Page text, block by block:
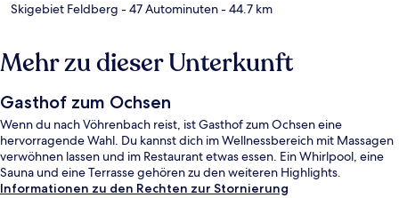
Skigebiet Feldberg - 47 Autominuten- 44.7 km
Mehr zu dieser Unterkunft
Gasthof zum Ochsen
Wenn du nach Vöhrenbach reist, ist Gasthof zum Ochsen eine
hervorragende Wahl. Du kannst dich im Wellnessbereich mit Massagen
verwöhnen lassen und im Restaurant etwas essen. Ein Whirlpool, eine
Sauna und eine Terrasse gehören zu den weiteren Highlights.
Informationen zu den Rechten zur Stornierung